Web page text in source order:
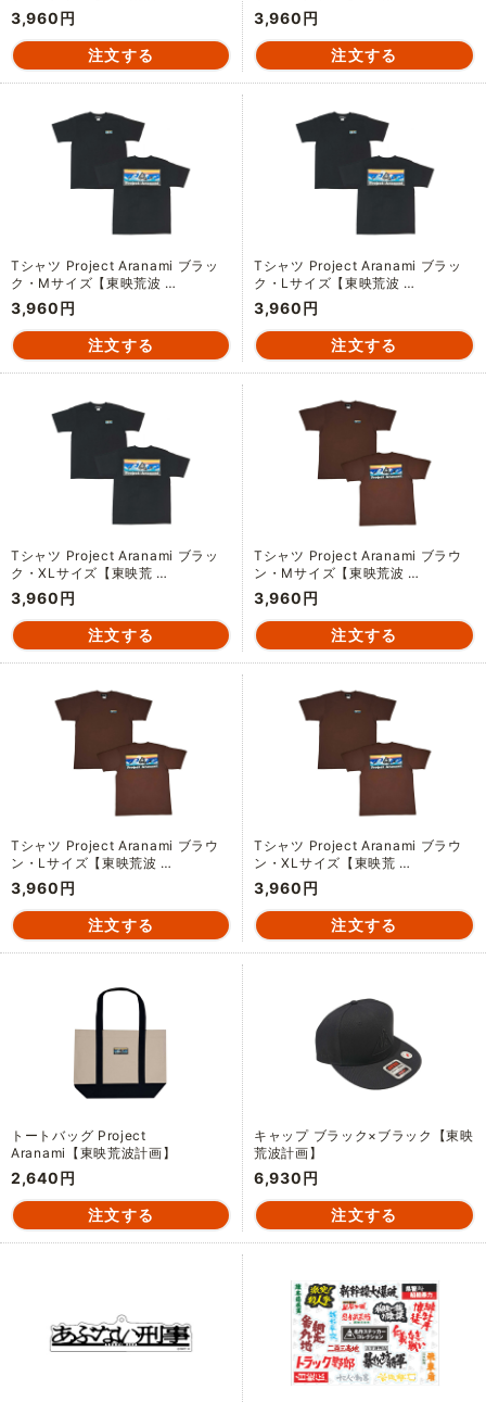
3,960円 3,960円
Tシャツ Project Aranami ブラッ
ク・Mサイズ【東映荒波 …
3,960円
Tシャツ Project Aranami ブラッ
ク・Lサイズ【東映荒波 …
3,960円
Tシャツ Project Aranami ブラッ
ク・XLサイズ【東映荒 …
3,960円
Tシャツ Project Aranami ブラウ
ン・Mサイズ【東映荒波 …
3,960円
Tシャツ Project Aranami ブラウ
ン・Lサイズ【東映荒波 …
3,960円
Tシャツ Project Aranami ブラウ
ン・XLサイズ【東映荒 …
3,960円
トートバッグ Project
Aranami【東映荒波計画】
2,640円
キャップ ブラック×ブラック【東映
荒波計画】
6,930円